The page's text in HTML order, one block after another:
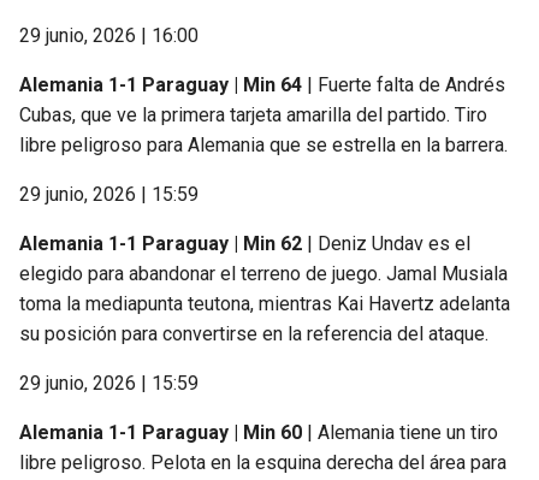
29 junio, 2026 | 16:00
Alemania 1-1 Paraguay | Min 64
| Fuerte falta de Andrés
Cubas, que ve la primera tarjeta amarilla del partido. Tiro
libre peligroso para Alemania que se estrella en la barrera.
29 junio, 2026 | 15:59
Alemania 1-1 Paraguay | Min 62
| Deniz Undav es el
elegido para abandonar el terreno de juego. Jamal Musiala
toma la mediapunta teutona, mientras Kai Havertz adelanta
su posición para convertirse en la referencia del ataque.
29 junio, 2026 | 15:59
Alemania 1-1 Paraguay | Min 60
| Alemania tiene un tiro
libre peligroso. Pelota en la esquina derecha del área para